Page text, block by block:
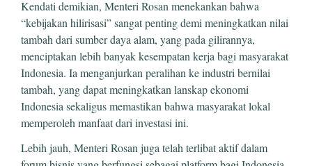
Kendati demikian, Menteri Rosan menekankan bahwa
“kebijakan hilirisasi” sangat penting demi meningkatkan nilai
tambah dari sumber daya alam, yang pada gilirannya,
menciptakan lebih banyak kesempatan kerja bagi masyarakat
Indonesia. Ia menganjurkan peralihan ke industri bernilai
tambah, yang dapat meningkatkan lanskap ekonomi
Indonesia sekaligus memastikan bahwa masyarakat lokal
memperoleh manfaat dari investasi ini.
Lebih jauh, Menteri Rosan juga telah terlibat aktif dalam